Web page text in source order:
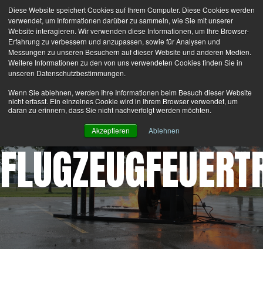
Diese Website speichert Cookies auf Ihrem Computer. Diese Cookies werden
verwendet, um Informationen darüber zu sammeln, wie Sie mit unserer
Website interagieren. Wir verwenden diese Informationen, um Ihre Browser-
Erfahrung zu verbessern und anzupassen, sowie für Analysen und
Messungen zu unseren Besuchern auf dieser Website und anderen Medien.
Weitere Informationen zu den von uns verwendeten Cookies finden Sie in
unseren Datenschutzbestimmungen.
Wenn Sie ablehnen, werden Ihre Informationen beim Besuch dieser Website
nicht erfasst. Ein einzelnes Cookie wird in Ihrem Browser verwendet, um
daran zu erinnern, dass Sie nicht nachverfolgt werden möchten.
Akzeptieren Ablehnen
Search Login Kontaktiere Uns
MENU
Latest News: Bullex is now part of the Lion Group.